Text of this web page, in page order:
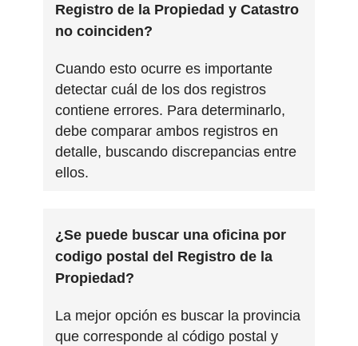
Registro de la Propiedad y Catastro
no coinciden?
Cuando esto ocurre es importante
detectar cuál de los dos registros
contiene errores. Para determinarlo,
debe comparar ambos registros en
detalle, buscando discrepancias entre
ellos.
¿Se puede buscar una oficina por
codigo postal del Registro de la
Propiedad?
La mejor opción es buscar la provincia
que corresponde al código postal y